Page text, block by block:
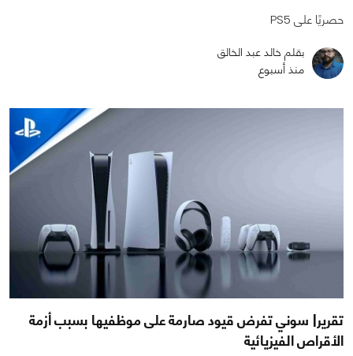
حصريًا على PS5
بقلم خالد عبد الخالق
منذ أسبوع
تقرير| سوني تفرض قيود صارمة على موظفيها بسبب أزمة
الأقراص الفيزيائية